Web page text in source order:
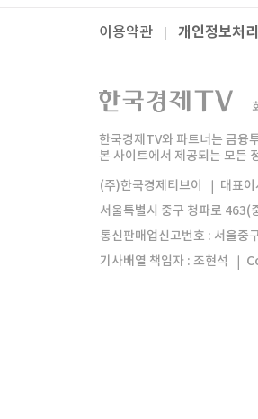
이용약관 개인정보처
패밀리사이트
한국경제TV
한경미디어그룹
모바일앱
한국경제TV와 파트너는 금융
본 사이트에서 제공되는 모든
(주)한국경제티브이
대표이
서울특별시 중구 청파로
통신판매업신고번호 : 서울중
기사배열 책임자 : 조현석